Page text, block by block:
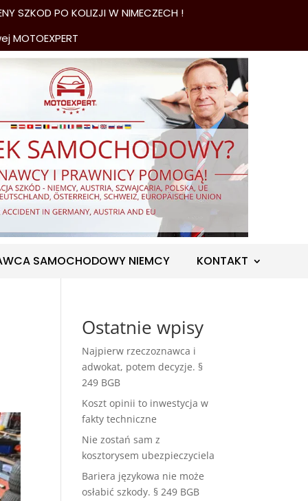
PO KOLIZJI W NIMECZECH !
SAMOCHODOWY NIEMCY KONTAKT
Ostatnie wpisy
Najpierw rzeczoznawca i
adwokat, potem decyzje. §
249 BGB
Koszt opinii to inwestycja w
fakty techniczne
Nie zostań sam z
kosztorysem ubezpieczyciela
Bariera językowa nie może
osłabić szkody. § 249 BGB